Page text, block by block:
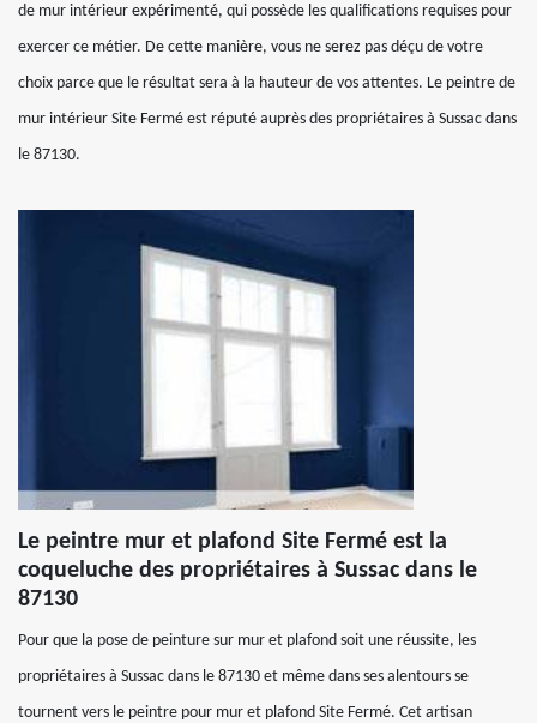
de mur intérieur expérimenté, qui possède les qualifications requises pour
exercer ce métier. De cette manière, vous ne serez pas déçu de votre
choix parce que le résultat sera à la hauteur de vos attentes. Le peintre de
mur intérieur Site Fermé est réputé auprès des propriétaires à Sussac dans
le 87130.
Le peintre mur et plafond Site Fermé est la
coqueluche des propriétaires à Sussac dans le
87130
Pour que la pose de peinture sur mur et plafond soit une réussite, les
propriétaires à Sussac dans le 87130 et même dans ses alentours se
tournent vers le peintre pour mur et plafond Site Fermé. Cet artisan